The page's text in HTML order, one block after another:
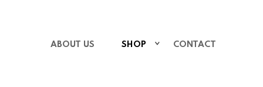
ABOUT US SHOP CONTACT